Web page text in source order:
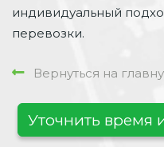
индивидуальный
перевозки.
Вернуться на
Уточнить время